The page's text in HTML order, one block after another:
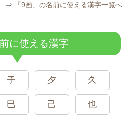
⇒ 「9画」の名前に使える漢字一覧へ
に使える漢字
子 夕 久
巳 己 也